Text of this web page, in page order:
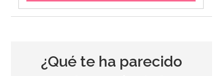
¿Qué te ha parecido